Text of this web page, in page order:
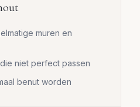
muren en
niet perfect passen
benut worden